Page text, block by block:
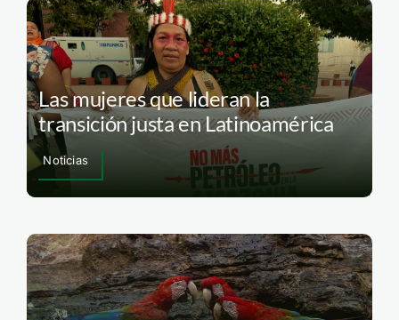
Las mujeres que lideran la
transición justa en Latinoamérica
Noticias